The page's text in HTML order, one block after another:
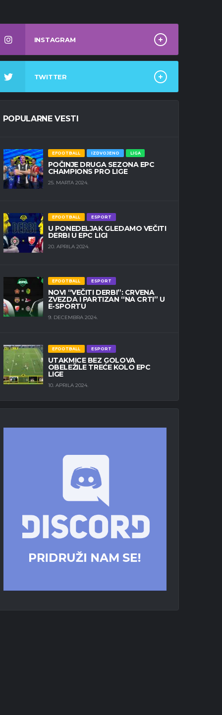
INSTAGRAM
TWITTER
POPULARNE VESTI
EFOOTBALL IZDVOJENO LIGA
POČINJE DRUGA SEZONA EPC
CHAMPIONS PRO LIGE
25. MARTA 2024.
EFOOTBALL ESPORT
U PONEDELJAK GLEDAMO VEČITI
DERBI U EPC LIGI
20. APRILA 2024.
EFOOTBALL ESPORT
NOVI “VEČITI DERBI”: CRVENA
ZVEZDA I PARTIZAN “NA CRTI” U
E-SPORTU
9. DECEMBRA 2024.
EFOOTBALL ESPORT
UTAKMICE BEZ GOLOVA
OBELEŽILE TREĆE KOLO EPC
LIGE
10. APRILA 2024.